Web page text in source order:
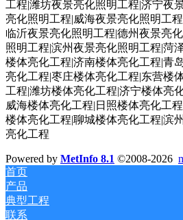
工程|潍坊夜景亮化照明工程|济宁夜
亮化照明工程|威海夜景亮化照明工
临沂夜景亮化照明工程|德州夜景亮
照明工程|滨州夜景亮化照明工程|菏
楼体亮化工程|济南楼体亮化工程|青
亮化工程|枣庄楼体亮化工程|东营楼
工程|潍坊楼体亮化工程|济宁楼体亮
威海楼体亮化工程|日照楼体亮化工
楼体亮化工程|聊城楼体亮化工程|滨
亮化工程
Powered by MetInfo 8.1 ©2008-2026
首页
产品
典型工程
联系